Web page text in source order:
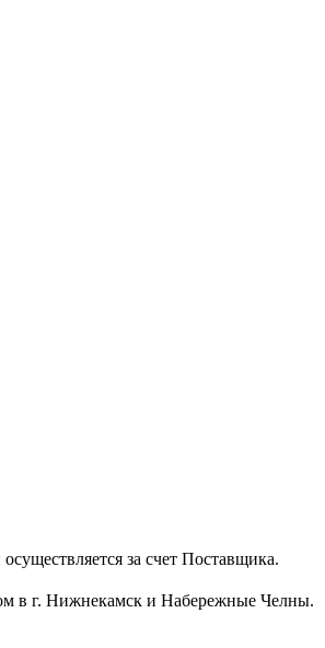
за счет Поставщика.
в г. Нижнекамск и Набережные Челны.